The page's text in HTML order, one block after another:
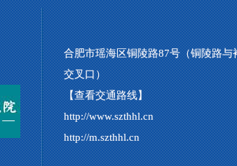
合肥市瑶海区铜陵路87号（铜陵路与
交叉口）
【查看交通路线】
http://www.szthhl.cn
http://m.szthhl.cn